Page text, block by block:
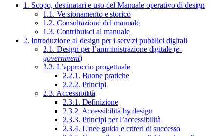
1. Scopo, destinatari e uso del Manuale operativo di design
1.1. Versionamento e storico
1.2. Consultazione del manuale
1.3. Contribuisci al manuale
2. Introduzione al design per i servizi pubblici digitali
2.1. Design per l’amministrazione digitale (e-
government)
2.2. L’approccio progettuale
2.2.1. Buone pratiche
2.2.2. Principi
2.3. Accessibilità
2.3.1. Definizione
2.3.2. Accessibilità by design
2.3.3. Principi per l’accessibilità
2.3.4. Linee guida e criteri di successo